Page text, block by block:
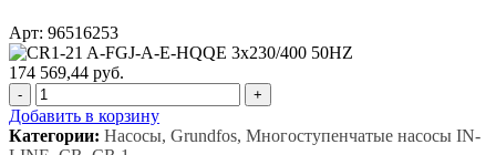
Арт: 96516253
174 569,44 руб.
- +
Добавить в корзину
Категории: Насосы, Grundfos, Многоступенчатые насосы IN-